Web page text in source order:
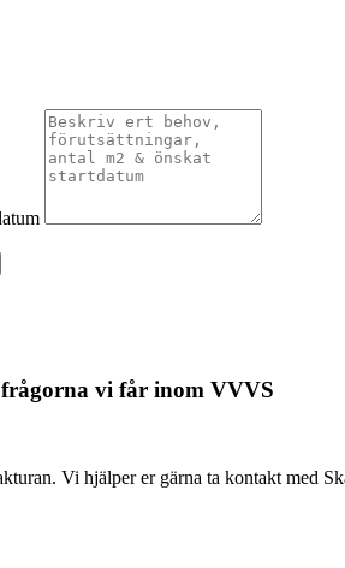
vi får inom VVVS
Vi hjälper er gärna ta kontakt med